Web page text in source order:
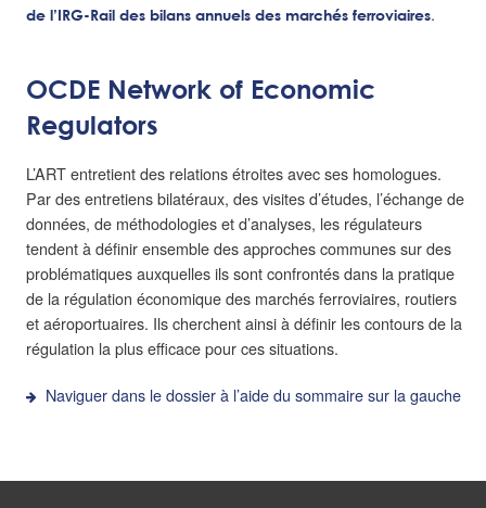
de l’IRG-Rail des bilans annuels des marchés ferroviaires.
OCDE Network of Economic
Regulators
L’ART entretient des relations étroites avec ses homologues.
Par des entretiens bilatéraux, des visites d’études, l’échange de
données, de méthodologies et d’analyses, les régulateurs
tendent à définir ensemble des approches communes sur des
problématiques auxquelles ils sont confrontés dans la pratique
de la régulation économique des marchés ferroviaires, routiers
et aéroportuaires. Ils cherchent ainsi à définir les contours de la
régulation la plus efficace pour ces situations.
Naviguer dans le dossier à l’aide du sommaire sur la gauche